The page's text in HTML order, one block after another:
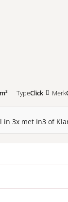
TypeClick Merk
in 3x met In3 of